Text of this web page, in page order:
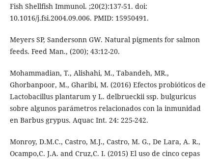
Fish Shellfish Immunol. ;20(2):137-51. doi:
10.1016/j.fsi.2004.09.006. PMID: 15950491.
Meyers SP, Sandersonn GW. Natural pigments for salmon
feeds. Feed Man., (200); 43:12-20.
Mohammadian, T., Alishahi, M., Tabandeh, MR.,
Ghorbanpoor, M., Gharibi, M. (2016) Efectos probióticos de
Lactobacillus plantarum y L. delbrueckii ssp. bulguricus
sobre algunos parámetros relacionados con la inmunidad
en Barbus grypus. Aquac Int. 24: 225-242.
Monroy, D.M.C., Castro, M.J., Castro, M. G., De Lara, A. R.,
Ocampo,C. J.A. and Cruz,C. I. (2015) El uso de cinco cepas